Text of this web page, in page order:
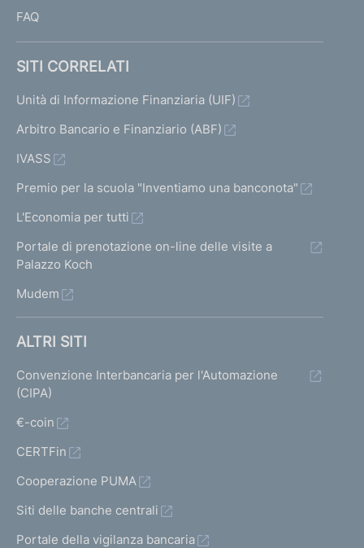
FAQ
SITI CORRELATI
Unità di Informazione Finanziaria (UIF)
Arbitro Bancario e Finanziario (ABF)
IVASS
Premio per la scuola "Inventiamo una banconota"
L'Economia per tutti
Portale di prenotazione on-line delle visite a
Palazzo Koch
Mudem
ALTRI SITI
Convenzione Interbancaria per l'Automazione
(CIPA)
€-coin
CERTFin
Cooperazione PUMA
Siti delle banche centrali
Portale della vigilanza bancaria